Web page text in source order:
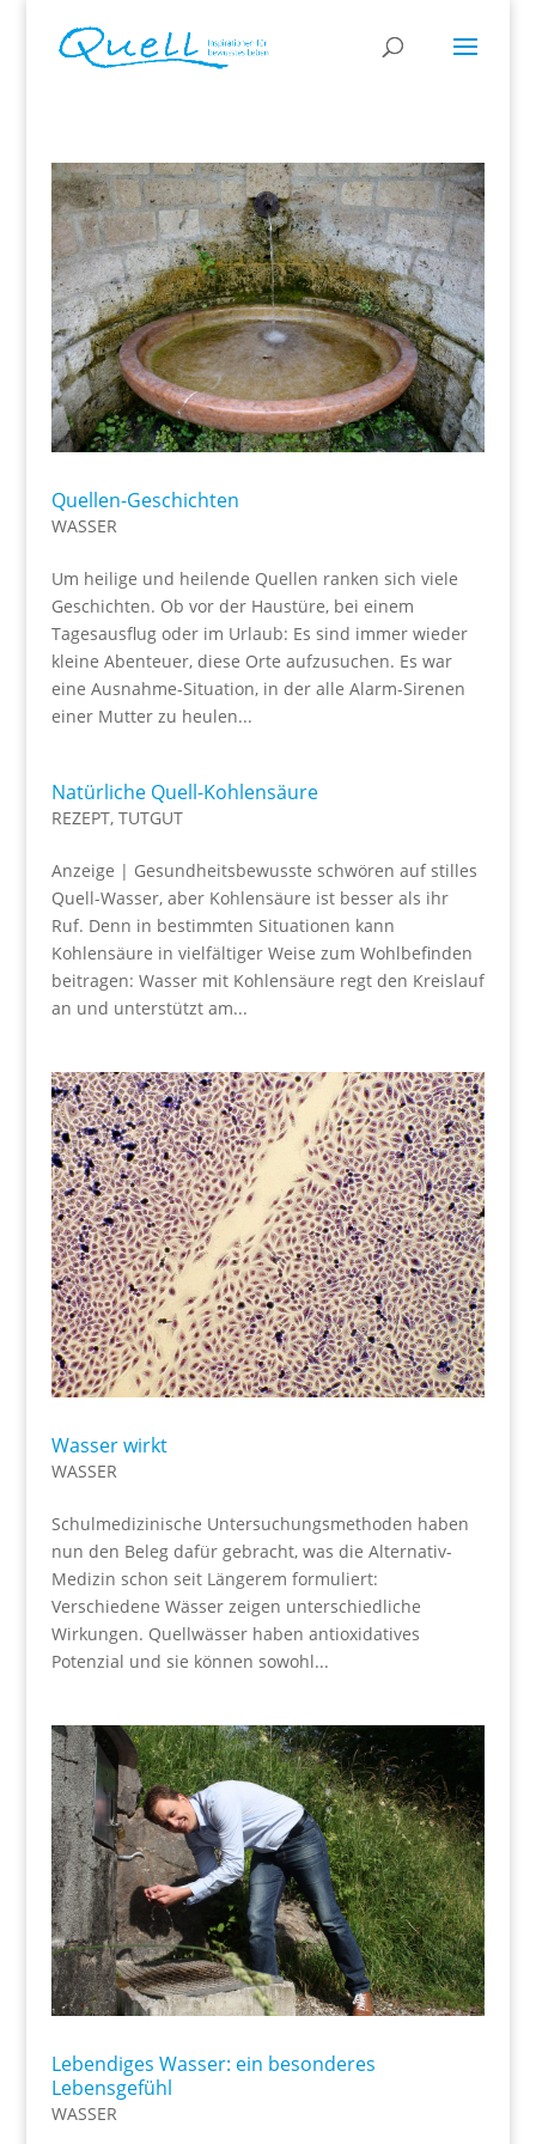
Quellen-Geschichten
WASSER
Um heilige und heilende Quellen ranken sich viele
Geschichten. Ob vor der Haustüre, bei einem
Tagesausflug oder im Urlaub: Es sind immer wieder
kleine Abenteuer, diese Orte aufzusuchen. Es war
eine Ausnahme-Situation, in der alle Alarm-Sirenen
einer Mutter zu heulen...
Natürliche Quell-Kohlensäure
REZEPT, TUTGUT
Anzeige | Gesundheitsbewusste schwören auf stilles
Quell-Wasser, aber Kohlensäure ist besser als ihr
Ruf. Denn in bestimmten Situationen kann
Kohlensäure in vielfältiger Weise zum Wohlbefinden
beitragen: Wasser mit Kohlensäure regt den Kreislauf
an und unterstützt am...
Wasser wirkt
WASSER
Schulmedizinische Untersuchungsmethoden haben
nun den Beleg dafür gebracht, was die Alternativ-
Medizin schon seit Längerem formuliert:
Verschiedene Wässer zeigen unterschiedliche
Wirkungen. Quellwässer haben antioxidatives
Potenzial und sie können sowohl...
Lebendiges Wasser: ein besonderes
Lebensgefühl
WASSER